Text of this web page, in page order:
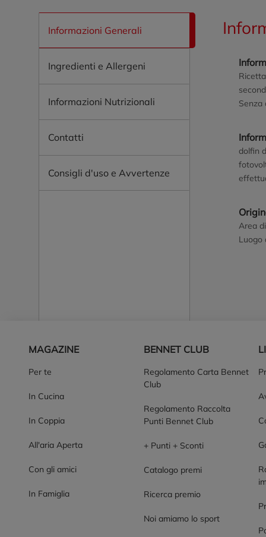
Informazioni Generali
Ingredienti e Allergeni
Informazioni Nutrizionali
Contatti
Consigli d'uso e Avvertenze
Senza
dolfin
Area
Luogo
MAGAZINE
Per te
In Cucina
In Coppia
All'aria Aperta
Con gli amici
In Famiglia
BENNET CLUB
Regolamento Carta Bennet
Club
Regolamento Raccolta
Punti Bennet Club
+ Punti + Sconti
Catalogo premi
Ricerca premio
Noi amiamo lo sport